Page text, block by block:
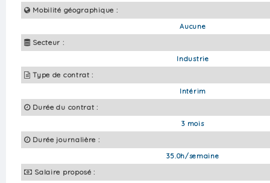
Mobilité géographique :
Aucune
Secteur :
Industrie
Type de contrat :
Intérim
Durée du contrat :
3 mois
Durée journalière :
35.0h/semaine
Salaire proposé :